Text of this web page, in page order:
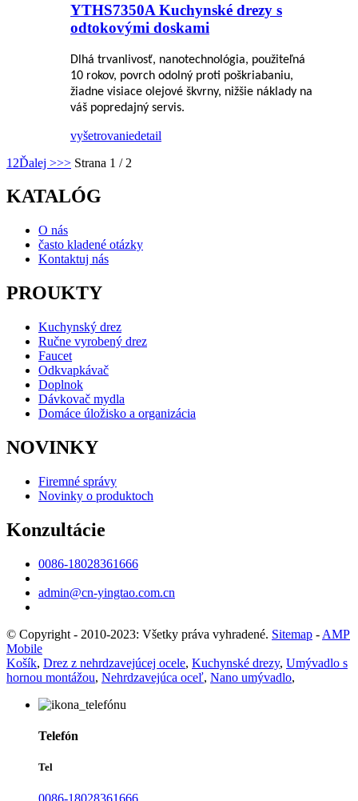
YTHS7350A Kuchynské drezy s
odtokovými doskami
Dlhá trvanlivosť, nanotechnológia, použiteľná
10 rokov, povrch odolný proti poškriabaniu,
žiadne visiace olejové škvrny, nižšie náklady na
váš popredajný servis.
vyšetrovaniedetail
1 2Ďalej >>> Strana 1 / 2
KATALÓG
O nás
často kladené otázky
Kontaktuj nás
PROUKTY
Kuchynský drez
Ručne vyrobený drez
Faucet
Odkvapkávač
Doplnok
Dávkovač mydla
Domáce úložisko a organizácia
NOVINKY
Firemné správy
Novinky o produktoch
Konzultácie
0086-18028361666
admin@cn-yingtao.com.cn
© Copyright - 2010-2023: Všetky práva vyhradené. Sitemap - AMP
Mobile
Košík, Drez z nehrdzavejúcej ocele, Kuchynské drezy, Umývadlo s
hornou montážou, Nehrdzavejúca oceľ, Nano umývadlo,
Telefón
Tel